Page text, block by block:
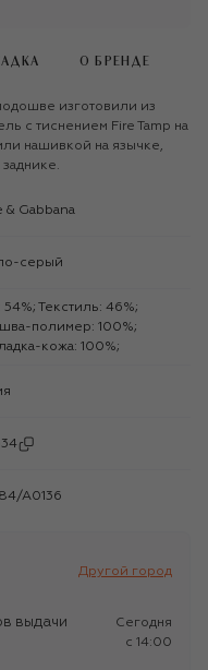
О БРЕНДЕ
изготовили из
с тиснением Fire Tamp на
нашивкой на язычке,
& Gabbana
серый
полимер: 100%;
кожа: 100%;
A0136
Другой город
выдачи
Сегодня
c 14:00